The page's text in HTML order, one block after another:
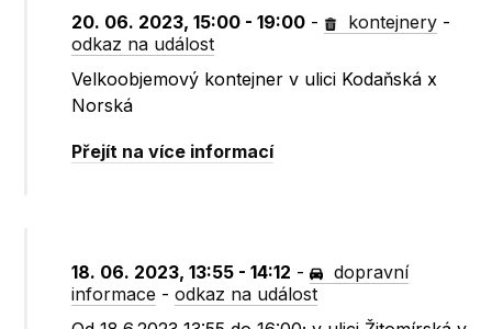
20. 06. 2023, 15:00 - 19:00 - kontejnery -
odkaz na událost
Velkoobjemový kontejner v ulici Kodaňská x
Norská
Přejít na více informací
18. 06. 2023, 13:55 - 14:12 -
dopravní
informace -odkaz na událost